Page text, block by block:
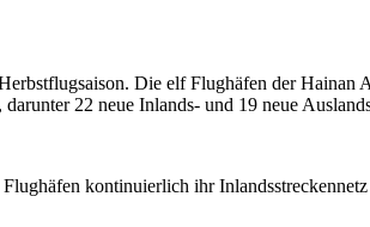
Die elf Flughäfen der
22 neue Inlands- und 19 neue
kontinuierlich ihr